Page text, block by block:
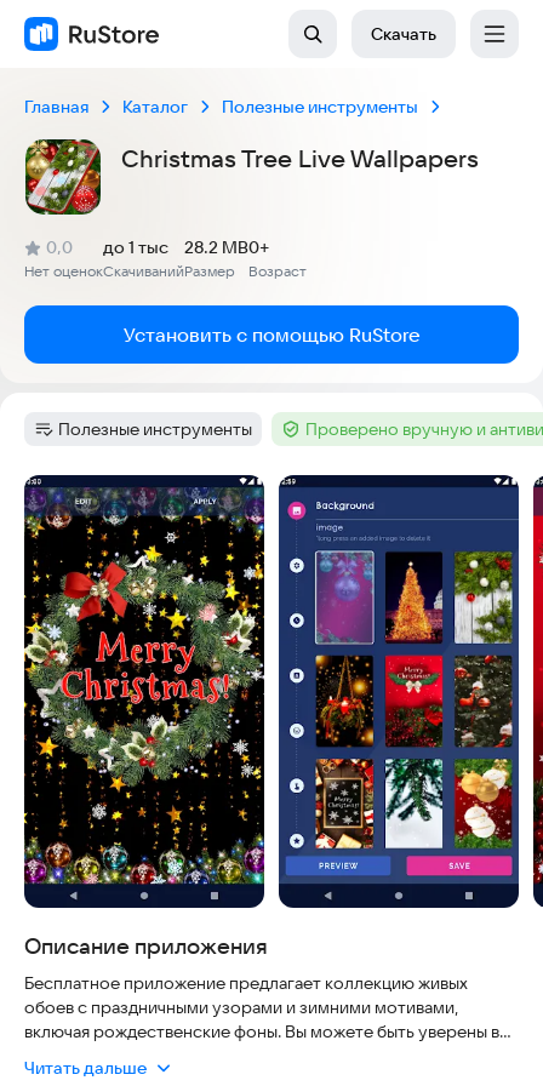
Скачать
Главная Каталог Полезные инструменты
Christmas Tree Live Wallpapers
Рейтинг:
0,0
(
Нет оценок
)
Скачиваний
до 1 тыс
Размер
28.2 MB
Возраст
0+
Установить с помощью RuStore
Категория:
Полезные инструменты Тег :Проверено вручную и
Скриншоты
Описание приложения
Бесплатное приложение предлагает коллекцию живых
обоев с праздничными узорами и зимними мотивами,
включая рождественские фоны. Вы можете быть уверены в
сложных разрешений, работает стабильно на современных
Читать дальше